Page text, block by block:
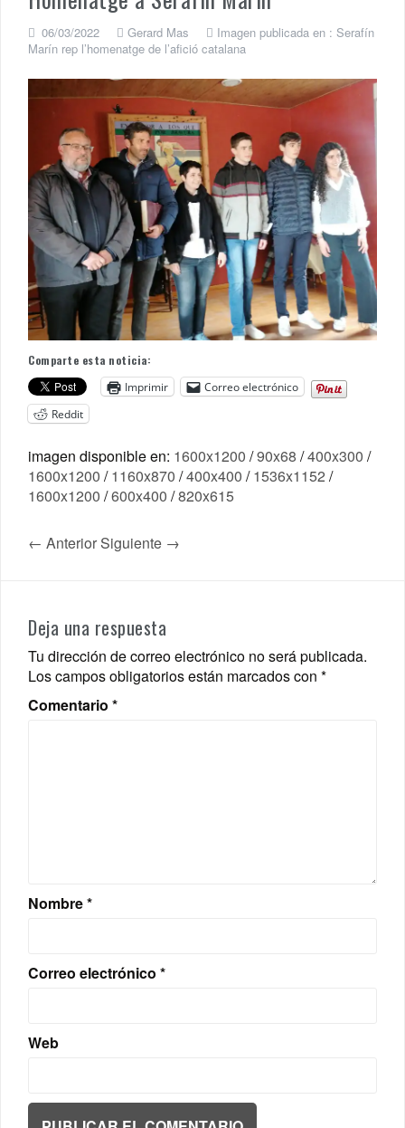
06/03/2022 Gerard Mas Imagen publicada en : Serafín
Marín rep l’homenatge de l’afició catalana
Comparte esta noticia:
Imprimir
Correo electrónico
Reddit
imagen disponible en: 1600x1200 /90x68 /400x300 /
1600x1200 /1160x870 /400x400 /1536x1152 /
1600x1200 /600x400 /820x615
← Anterior Siguiente →
Deja una respuesta
Tu dirección de correo electrónico no será publicada.
Los campos obligatorios están marcados con *
Comentario *
Nombre*
Correo electrónico *
Web